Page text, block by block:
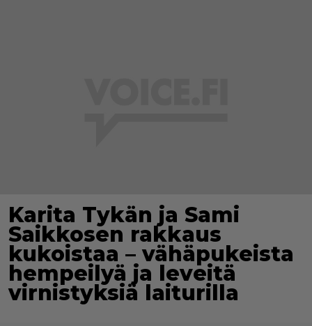
Karita Tykän ja Sami
Saikkosen rakkaus
kukoistaa – vähäpukeista
hempeilyä ja leveitä
virnistyksiä laiturilla